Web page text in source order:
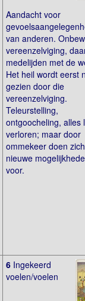
Aandacht voor
van anderen.
vereenzelviging,
medelijden met de
Het heil wordt eerst
gezien door die
vereenzelviging.
Teleurstelling,
ontgoocheling, alles
verloren; maar door
ommekeer doen zich
nieuwe
voor.
6 Ingekeerd
voelen/voelen